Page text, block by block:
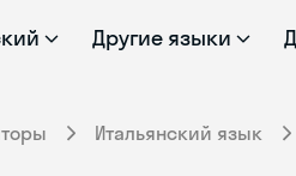
Другие языки
Итальянский язык